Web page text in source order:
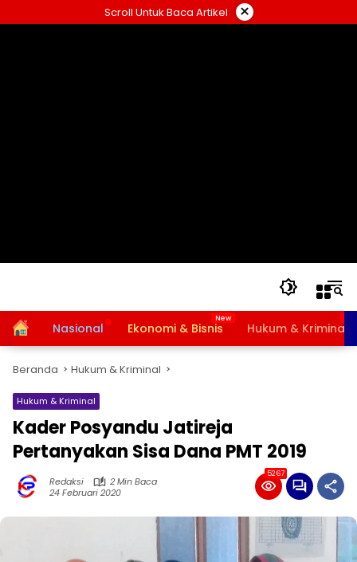
ke
Scroll Untuk Baca Artikel ×
HomeNasional Ekonomi & Bisnis Hukum & Kriminal
Beranda Hukum & Kriminal
Hukum & Kriminal
Kader Posyandu Jatireja
Pertanyakan Sisa Dana PMT 2019
Redaksi
2 Min Baca
24 Februari 2020
5267